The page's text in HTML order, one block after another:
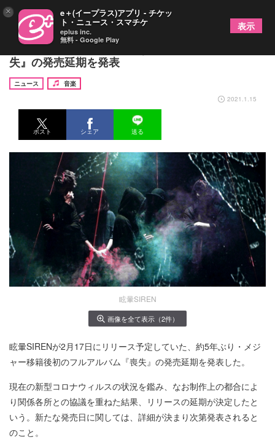
眩暈SIREN、約5年ぶりとなるフルアルバム『喪
失』の発売延期を発表
ニュース
音楽
2021.1.15
ポスト シェア 送る
眩暈SIREN
画像を全て表示（2件）
眩暈SIRENが2月17日にリリース予定していた、約5年ぶり・メジ
ャー移籍後初のフルアルバム『喪失』の発売延期を発表した。
現在の新型コロナウィルスの状況を鑑み、なお制作上の都合によ
り関係各所との協議を重ねた結果、リリースの延期が決定したと
いう。新たな発売日に関しては、詳細が決まり次第発表されると
のこと。
× e＋(イープラス)アプリ - チケッ
ト・ニュース・スマチケ
eplus inc.
無料 - Google Play
表示